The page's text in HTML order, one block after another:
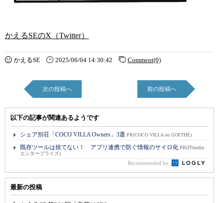
かえるSEのX（Twitter）
かえるSE 2025/06/04 14:30:42 Comment(0)
次の投稿へ 前の投稿へ
以下の記事が関連あるようです
シェア別荘「COCO VILLA Owners」3選 PR(COCO VILLA on GOETHE)
既存ツールは捨てない！ アプリ連携で防ぐ情報のサイロ化 PR(ITmedia
エンタープライズ)
Recommended by
最新の投稿